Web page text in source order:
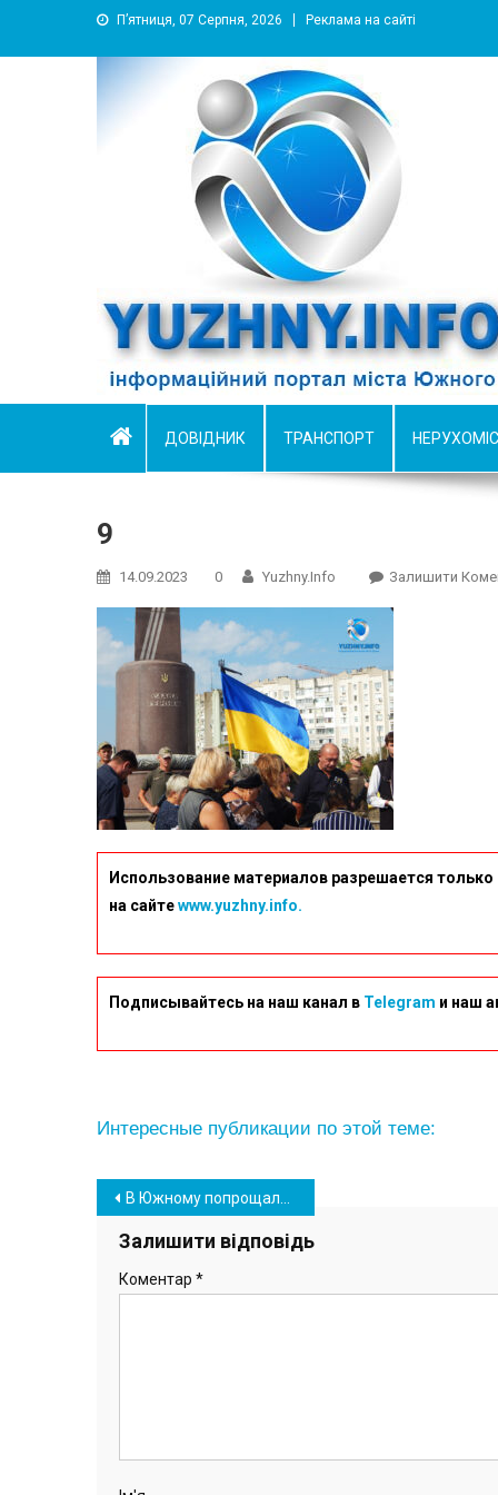
П’ятниця, 07 Серпня, 2026 Реклама на сайті
YUZHNY.INFO
информационный портал города Южный
ДОВІДНИК ТРАНСПОРТ
9
14.09.2023 0 Yuzhny.info Залишити
Использование материалов разрешается
на сайтеwww.yuzhny.info.
Подписывайтесь на наш канал в Telegram и наш
Интересные публикации по этой теме:
Навігація
записів
В Южному попрощалися з 49-річним військовослужбовцем Сергієм Карпуніним (фото)
Залишити відповідь
Коментар *